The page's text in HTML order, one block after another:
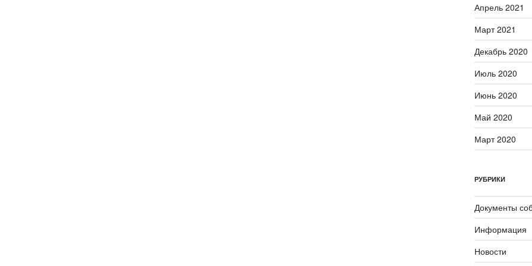
Апрель 2021
Март 2021
Декабрь 2020
Июль 2020
Июнь 2020
Май 2020
Март 2020
РУБРИКИ
Документы
Информация
Новости